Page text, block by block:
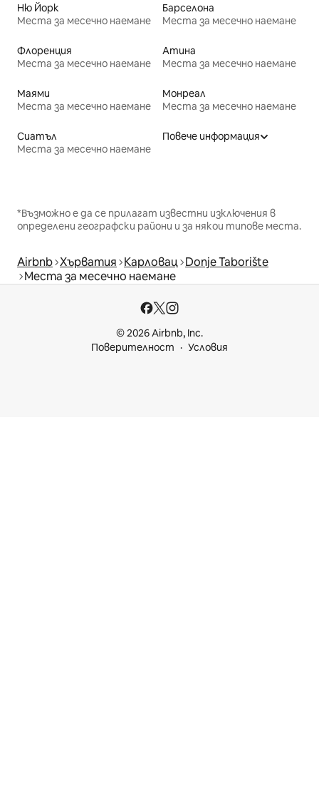
Ню Йорк
Места за месечно наемане
Барселона
Места за месечно наемане
Флоренция
Места за месечно наемане
Атина
Места за месечно наемане
Маями
Места за месечно наемане
Монреал
Места за месечно наемане
Сиатъл
Места за месечно наемане
Повече информация
*Възможно е да се прилагат известни изключения в
определени географски райони и за някои типове места.
Airbnb Хърватия Карловац Donje Taborište
Места за месечно наемане
© 2026 Airbnb, Inc.
Поверителност
Условия